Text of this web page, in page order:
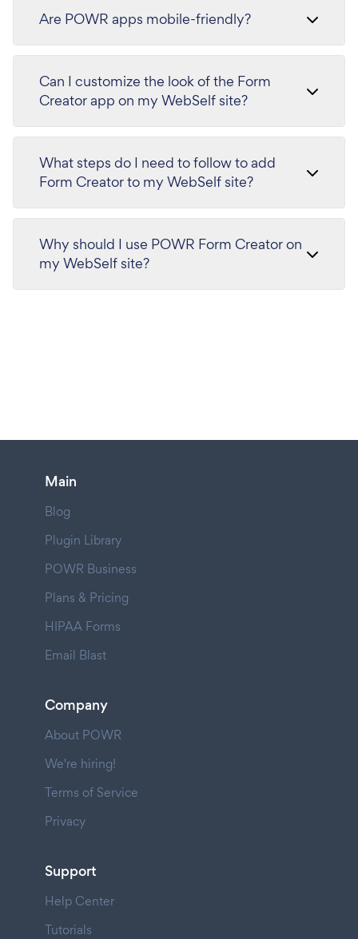
Are POWR apps mobile-friendly?
Can I customize the look of the Form
Creator app on my WebSelf site?
What steps do I need to follow to add
Form Creator to my WebSelf site?
Why should I use POWR Form Creator on
my WebSelf site?
Main
Blog
Plugin Library
POWR Business
Plans & Pricing
HIPAA Forms
Email Blast
Company
About POWR
We're hiring!
Terms of Service
Privacy
Support
Help Center
Tutorials